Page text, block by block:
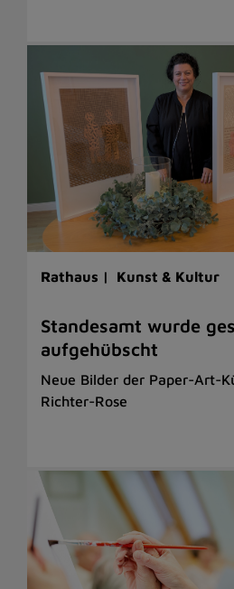
Rathaus | Kunst & Kultur
Standesamt wurde
aufgehübscht
Neue Bilder der Paper-Art-
Richter-Rose